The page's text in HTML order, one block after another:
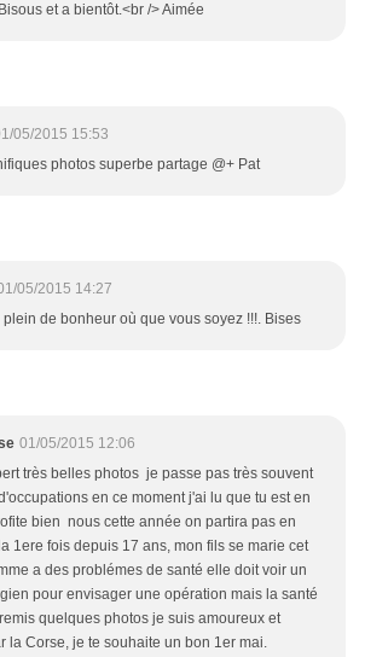
et a bientôt.<br /> Aimée
05/2015 15:53
photos superbe partage @+ Pat
05/2015 14:27
plein de bonheur où que vous soyez !!!. Bises
01/05/2015 12:06
très belles photos je passe pas très souvent
en ce moment j'ai lu que tu est en
bien nous cette année on partira pas en
1ere fois depuis 17 ans, mon fils se marie cet
a des problémes de santé elle doit voir un
pour envisager une opération mais la santé
quelques photos je suis amoureux et
la Corse, je te souhaite un bon 1er mai.